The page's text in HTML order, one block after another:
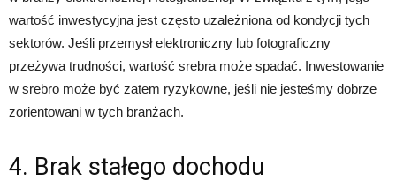
wartość inwestycyjna jest często uzależniona od kondycji tych
sektorów. Jeśli przemysł elektroniczny lub fotograficzny
przeżywa trudności, wartość srebra może spadać. Inwestowanie
w srebro może być zatem ryzykowne, jeśli nie jesteśmy dobrze
zorientowani w tych branżach.
4. Brak stałego dochodu